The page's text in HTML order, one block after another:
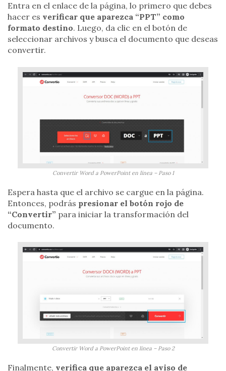
Entra en el enlace de la página, lo primero que debes
hacer es verificar que aparezca “PPT” como
formato destino. Luego, da clic en el botón de
seleccionar archivos y busca el documento que deseas
convertir.
Convertir Word a PowerPoint en línea – Paso 1
Espera hasta que el archivo se cargue en la página.
Entonces, podrás presionar el botón rojo de
“Convertir” para iniciar la transformación del
documento.
Convertir Word a PowerPoint en línea – Paso 2
Finalmente, verifica que aparezca el aviso de